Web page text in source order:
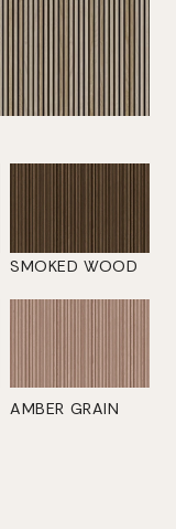
SMOKED WOOD
AMBER GRAIN